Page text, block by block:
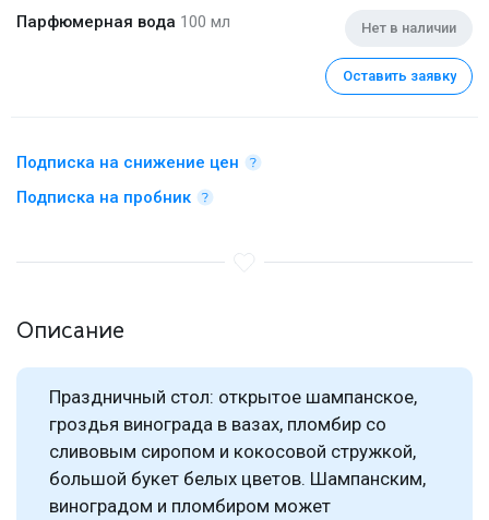
Парфюмерная вода 100 мл Нет в наличии
Оставить заявку
Подписка на снижение цен
Подписка на пробник
Описание
Праздничный стол: открытое шампанское,
гроздья винограда в вазах, пломбир со
сливовым сиропом и кокосовой стружкой,
большой букет белых цветов. Шампанским,
виноградом и пломбиром может